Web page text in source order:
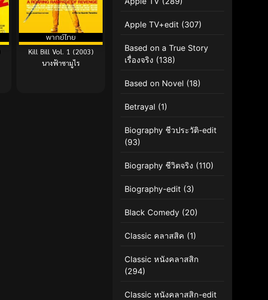
พากย์ไทย
Kill Bill Vol. 1 (2003)
นางฟ้าซามูไร
Apple TV+edit (307)
Based on a True Story
เรื่องจริง (138)
Based on Novel (18)
Betrayal (1)
Biography ชีวประวัติ-edit
(93)
Biography ชีวิตจริง (110)
Biography-edit (3)
Black Comedy (20)
Classic คลาสสิค (1)
Classic หนังคลาสสิก
(294)
Classic หนังคลาสสิก-edit